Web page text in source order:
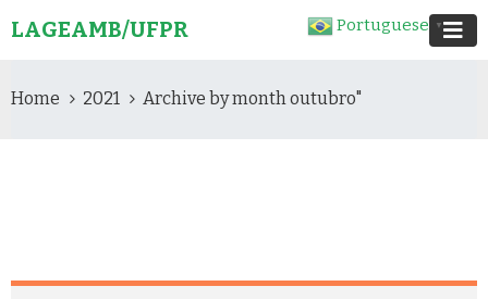
LAGEAMB/UFPR
Home 2021 Archive by month outubro"
Portuguese ▼